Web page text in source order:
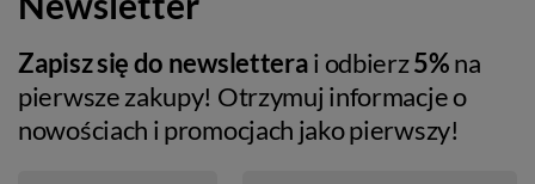
Zapisz się do newsletterai odbierz5%na
pierwsze zakupy! Otrzymuj informacje o
nowościach i promocjach jako pierwszy!